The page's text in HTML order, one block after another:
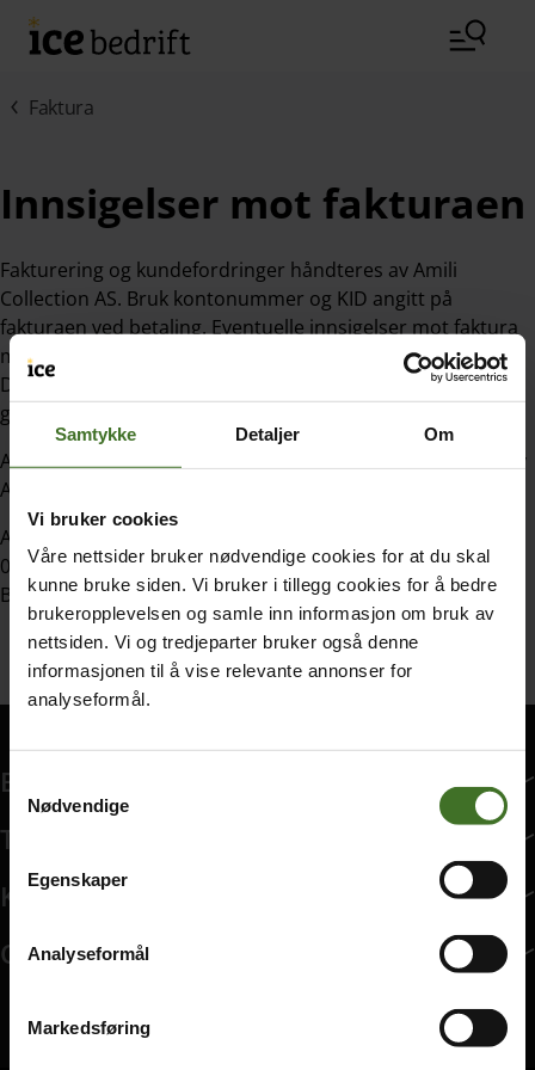
Samtykke Detaljer Om
Vi bruker cookies
Våre nettsider bruker nødvendige cookies for at du skal
kunne bruke siden. Vi bruker i tillegg cookies for å bedre
brukeropplevelsen og samle inn informasjon om bruk av
nettsiden. Vi og tredjeparter bruker også denne
informasjonen til å vise relevante annonser for
analyseformål.
Samtykkevalg
Nødvendige
Egenskaper
Analyseformål
Markedsføring
Hopp til hovedinnhold (Trykk Enter)
Faktura
Innsigelser mot fakturaen
Fakturering og kundefordringer håndteres av Amili
Collection AS. Bruk kontonummer og KID angitt på
fakturaen ved betaling. Eventuelle innsigelser mot faktura
må gjøres skriftlig før forfallsdato.
Dersom faktura ikke betales innen forfallsdato belastes et
gebyr og renter etter gjeldende satser.
Alle spørsmål til faktura som er gått til inkasso besvares av
Amili Collection AS på telefonnummer
Amili Collection AS sine åpningstider er:
08-18 på hverdager og kl. 10-15 på lørdager.
Besøkamili.no for ytterligere spørsmål.
Bedriftsabonnement
Bedriftsabonnement har 14 undermeny elementer.
Tjenester
Tjenester har 8 undermeny elementer.
Kundeservice
Om ice